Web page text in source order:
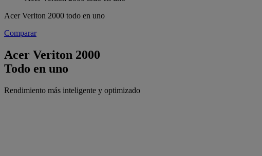
Acer Veriton 2000 todo en uno
Comparar
Acer Veriton 2000
Todo en uno
Rendimiento más inteligente y optimizado